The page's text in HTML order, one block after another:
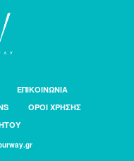
ΕΠΙΚΟΙΝΩΝΙΑ
ΟΡΟΙ ΧΡΗΣΗΣ